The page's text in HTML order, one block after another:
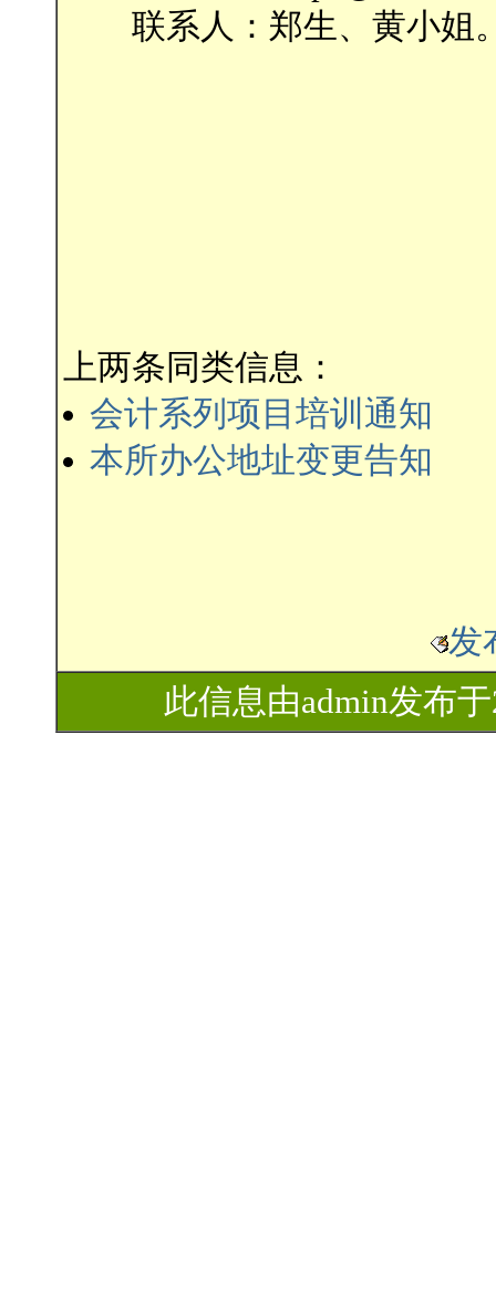
联系人：郑生、黄小姐
上两条同类信息：
会计系列项目培训通知
本所办公地址变更告知
发
此信息由admin发布